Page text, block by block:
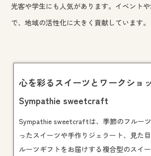
光客や学生にも人気があります。イベント
で、地域の活性化に大きく貢献しています。
心を彩るスイーツとワークショ
Sympathie sweetcraft
Sympathie sweetcraftは、季節のフルー
ったスイーツや手作りジェラート、見た
ルーツギフトをお届けする複合型のスイ